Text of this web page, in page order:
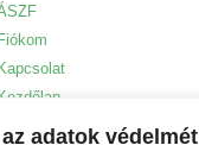
adatok védelmét
Fiókom
Kapcsolat